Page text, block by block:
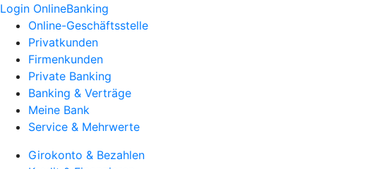
Login OnlineBanking
Online-Geschäftsstelle
Privatkunden
Firmenkunden
Private Banking
Banking & Verträge
Meine Bank
Service & Mehrwerte
Girokonto & Bezahlen